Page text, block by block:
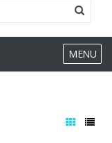
MENU